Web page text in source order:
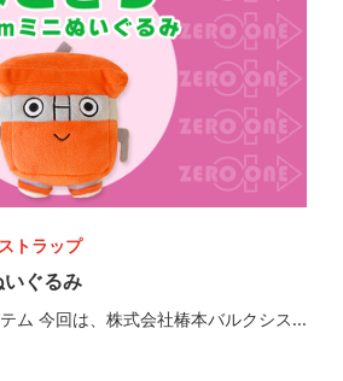
トラップ
ぐるみ
ム 今回は、株式会社椿本バルクシス...